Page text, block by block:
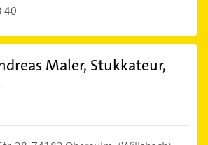
40
Maler, Stukkateur,